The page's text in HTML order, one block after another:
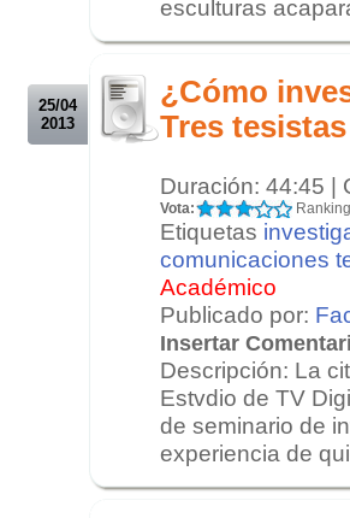
esculturas
25/04
2013
¿Cómo
Tres
Duración: 44:45 |
Vota:
Etiquetas
comunicaciones
Académico
Publicado por:
Insertar
Descripción: La
Estvdio de TV
de seminario de
experiencia de